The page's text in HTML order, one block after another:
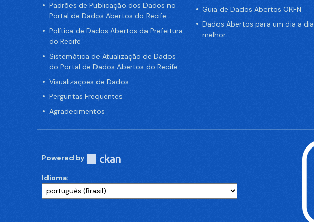
Padrões de Publicação dos Dados no
Portal de Dados Abertos do Recife
Política de Dados Abertos da Prefeitura
do Recife
Sistemática de Atualização de Dados
do Portal de Dados Abertos do Recife
Visualizações de Dados
Perguntas Frequentes
Agradecimentos
Guia de Dados Abertos OKFN
Dados Abertos para um dia a dia
melhor
Powered by
Idioma